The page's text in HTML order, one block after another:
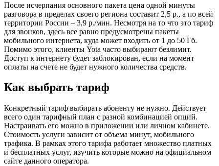
После исчерпания основного пакета цена одной минуты
разговора в пределах своего региона составит 2,5 р., а по всей
территории России – 3,9 р./мин. Несмотря на то что это тариф
для звонков, здесь все равно предусмотрены пакеты
мобильного интернета, куда может входить от 1 до 50 Гб.
Помимо этого, клиенты Yota часто выбирают безлимит.
Доступ к интернету будет заблокирован, если на момент
оплаты на счете не будет нужного количества средств.
Как выбрать тариф
Конкретный тариф выбирать абоненту не нужно. Действует
всего один тарифный план с разной комбинацией опций.
Настраивать его можно в приложении или личном кабинете.
Стоимость услуги зависит от объема минут, мобильного
трафика. В рамках этого тарифа работает множество платных
и бесплатных услуг, изучить которые можно на официальном
сайте данного оператора.